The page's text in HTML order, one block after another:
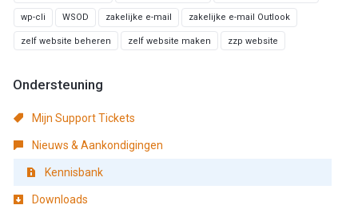
wp-cli WSOD zakelijke e-mail zakelijke e-mail Outlook
zelf website beheren zelf website maken zzp website
Ondersteuning
Mijn Support Tickets
Nieuws & Aankondigingen
Kennisbank
Downloads